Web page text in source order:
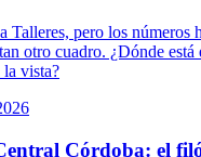
Talleres, pero los números
otro cuadro. ¿Dónde está
vista?
Córdoba: el